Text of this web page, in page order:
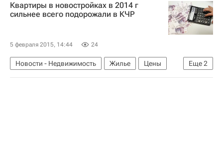
Квартиры в новостройках в 2014 г
сильнее всего подорожали в КЧР
5 февраля 2015, 14:44 24
Еще2
Новости - Недвижимость Жилье
Цены
Карачаево-Черкесская республика (КЧР)